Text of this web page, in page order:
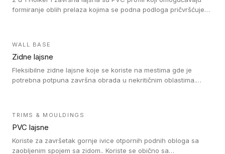
formiranje oblih prelaza kojima se podna podloga pričvršćuje
WALL BASE
Zidne lajsne
Fleksibilne zidne lajsne koje se koriste na mestima gde je
potrebna potpuna završna obrada u nekritičnim oblastima.
TRIMS & MOULDINGS
PVC lajsne
Koriste za završetak gornje ivice otpornih podnih obloga sa
zaobljenim spojem sa zidom.. Koriste se obično sa